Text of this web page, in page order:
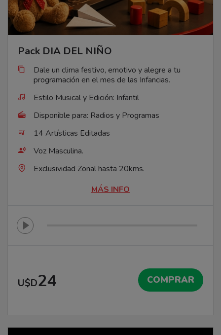
Pack DIA DEL NIÑO
Dale un clima festivo, emotivo y alegre a tu
programación en el mes de las Infancias.
Estilo Musical y Edición: Infantil
Disponible para: Radios y Programas
14 Artísticas Editadas
Voz Masculina.
Exclusividad Zonal hasta 20kms.
MÁS INFO
U$D24 COMPRAR